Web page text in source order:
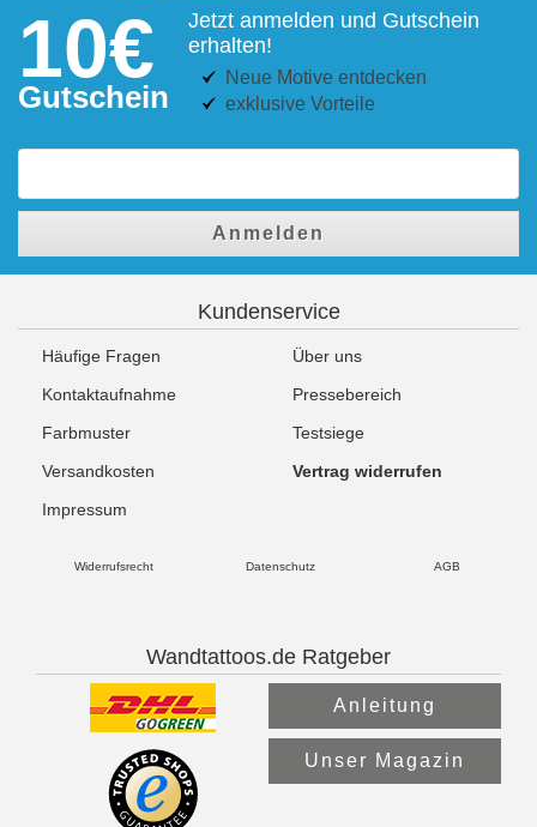
10€
Gutschein
Jetzt anmelden und Gutschein
erhalten!
Neue Motive entdecken
exklusive Vorteile
Anmelden
Kundenservice
Häufige Fragen
Über uns
Kontaktaufnahme
Pressebereich
Farbmuster
Testsiege
Versandkosten
Vertrag widerrufen
Impressum
Widerrufsrecht Datenschutz AGB
Wandtattoos.de Ratgeber
Anleitung
Unser Magazin